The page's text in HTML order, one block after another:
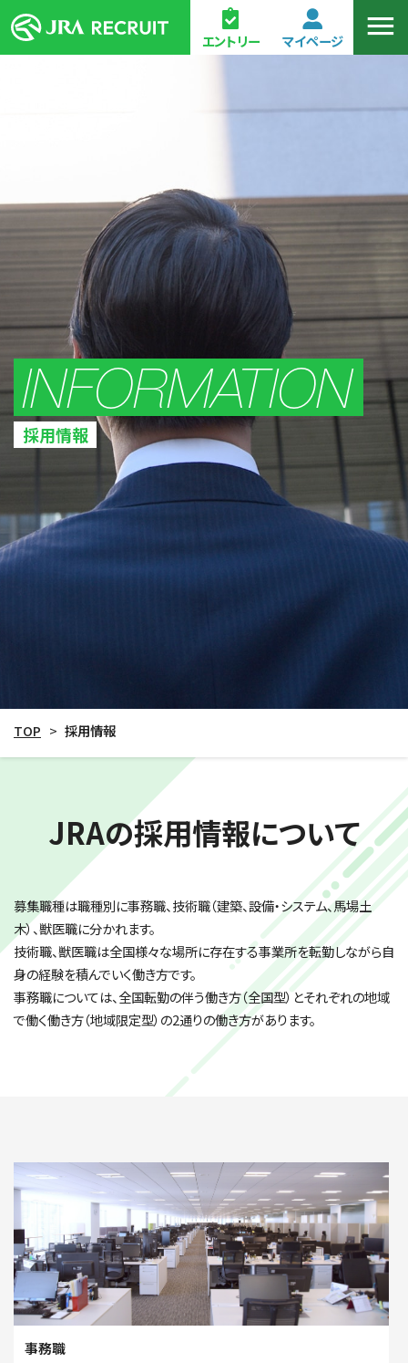
エントリー マイページ
INFORMATION
採用情報
TOP > 採用情報
JRAの採用情報について
募集職種は職種別に事務職、技術職（建築、設備・システム、馬場土
木）、獣医職に分かれます。
技術職、獣医職は全国様々な場所に存在する事業所を転勤しながら自
身の経験を積んでいく働き方です。
事務職については、全国転勤の伴う働き方（全国型）とそれぞれの地域
で働く働き方（地域限定型）の2通りの働き方があります。
事務職